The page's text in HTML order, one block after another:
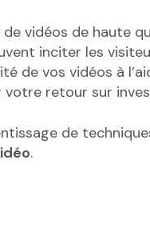
vidéos de haute
inciter les
de vos vidéos à
retour sur
de
.